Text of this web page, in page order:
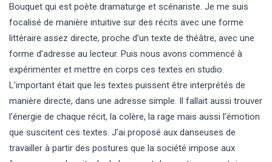
Bouquet qui est poète dramaturge et scénariste. Je me suis
focalisé de manière intuitive sur des récits avec une forme
littéraire assez directe, proche d’un texte de théâtre, avec une
forme d’adresse au lecteur. Puis nous avons commencé à
expérimenter et mettre en corps ces textes en studio.
L’important était que les textes puissent être interprétés de
manière directe, dans une adresse simple. Il fallait aussi trouver
l’énergie de chaque récit, la colère, la rage mais aussi l’émotion
que suscitent ces textes. J’ai proposé aux danseuses de
travailler à partir des postures que la société impose aux